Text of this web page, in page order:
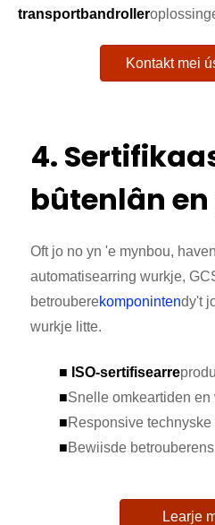
transportbandroller
Kontakt mei
4.
bûtenlân
Oft jo no yn 'e mynbou,
automatisearring wurkje,
betrouberekomponintendy't
wurkje litte.
■ ISO-sertifisearre
■Snelle omkeartiden
■Responsive technyske
■Bewiisde
Learje